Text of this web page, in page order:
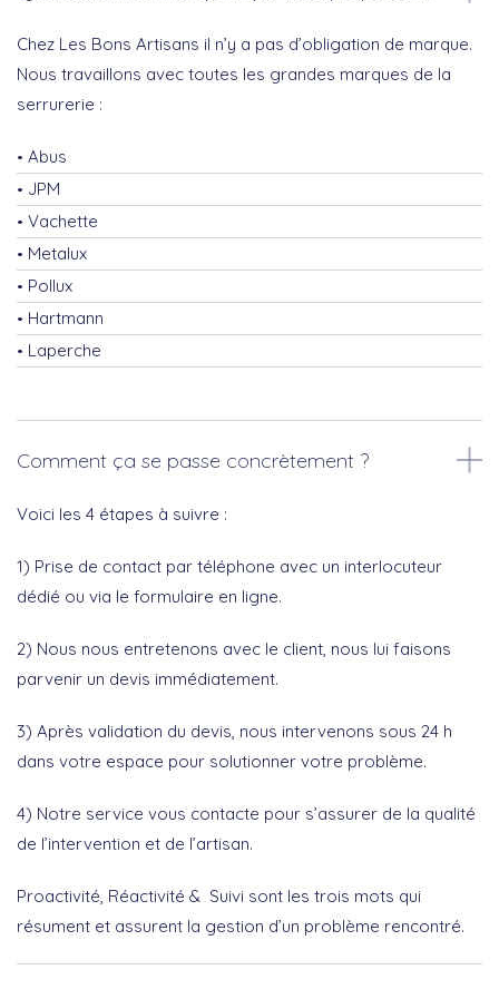
Chez Les Bons Artisans il n’y a pas d’obligation de marque.
Nous travaillons avec toutes les grandes marques de la
serrurerie :
Abus
JPM
Vachette
Metalux
Pollux
Hartmann
Laperche
Comment ça se passe concrètement ?
Voici les 4 étapes à suivre :
1) Prise de contact par téléphone avec un interlocuteur
dédié ou via le formulaire en ligne.
2) Nous nous entretenons avec le client, nous lui faisons
parvenir un devis immédiatement.
3) Après validation du devis, nous intervenons sous 24 h
dans votre espace pour solutionner votre problème.
4) Notre service vous contacte pour s’assurer de la qualité
de l’intervention et de l’artisan.
Proactivité, Réactivité & Suivi sont les trois mots qui
résument et assurent la gestion d’un problème rencontré.